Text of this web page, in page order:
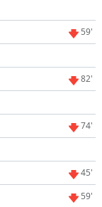
59'
82'
74'
45'
59'